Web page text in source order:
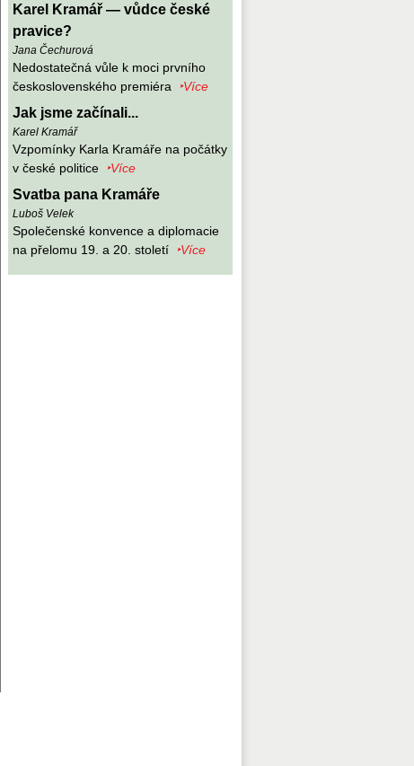
Karel Kramář — vůdce české
pravice?
Jana Čechurová
Nedostatečná vůle k moci prvního
československého premiéra
‣Více
Jak jsme začínali...
Karel Kramář
Vzpomínky Karla Kramáře na počátky
v české politice
‣Více
Svatba pana Kramáře
Luboš Velek
Společenské konvence a diplomacie
na přelomu 19. a 20. století
‣Více